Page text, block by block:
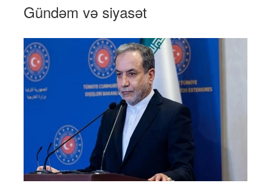
Gündəm və siyasət